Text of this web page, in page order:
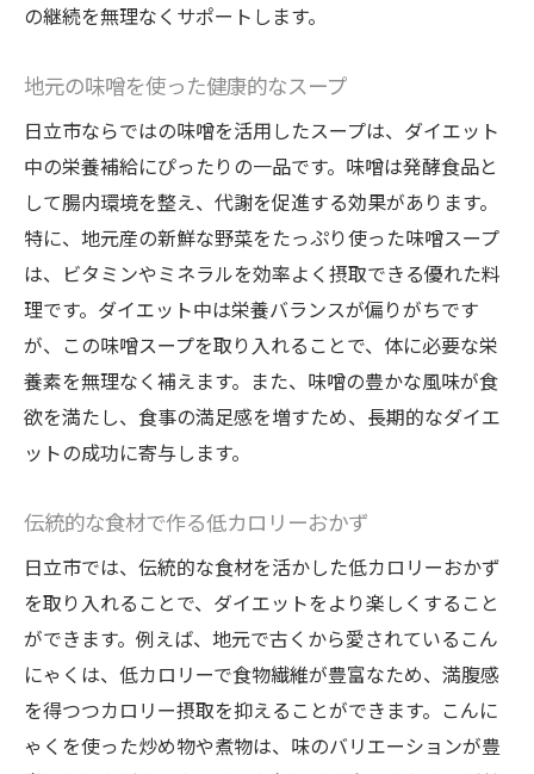
の継続を無理なくサポートします。
地元の味噌を使った健康的なスープ
日立市ならではの味噌を活用したスープは、ダイエット
中の栄養補給にぴったりの一品です。味噌は発酵食品と
して腸内環境を整え、代謝を促進する効果があります。
特に、地元産の新鮮な野菜をたっぷり使った味噌スープ
は、ビタミンやミネラルを効率よく摂取できる優れた料
理です。ダイエット中は栄養バランスが偏りがちです
が、この味噌スープを取り入れることで、体に必要な栄
養素を無理なく補えます。また、味噌の豊かな風味が食
欲を満たし、食事の満足感を増すため、長期的なダイエ
ットの成功に寄与します。
伝統的な食材で作る低カロリーおかず
日立市では、伝統的な食材を活かした低カロリーおかず
を取り入れることで、ダイエットをより楽しくすること
ができます。例えば、地元で古くから愛されているこん
にゃくは、低カロリーで食物繊維が豊富なため、満腹感
を得つつカロリー摂取を抑えることができます。こんに
ゃくを使った炒め物や煮物は、味のバリエーションが豊